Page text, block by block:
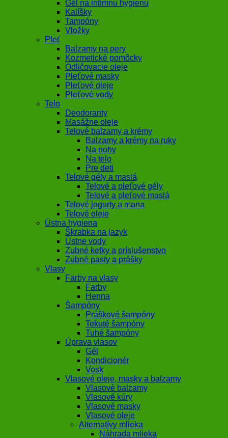
Gél na intímnu hygienu
Kalíšky
Tampóny
Vložky
Pleť
Balzamy na pery
Kozmetické pomôcky
Odličovacie oleje
Pleťové masky
Pleťové oleje
Pleťové vody
Telo
Deodoranty
Masážne oleje
Telové balzamy a krémy
Balzamy a krémy na ruky
Na nohy
Na telo
Pre deti
Telové gély a maslá
Telové a pleťové gély
Telové a pleťové maslá
Telové jogurty a mana
Telové oleje
Ústna hygiena
Škrabka na jazyk
Ústne vody
Zubné kefky a príslušenstvo
Zubné pasty a prášky
Vlasy
Farby na vlasy
Farby
Henna
Šampóny
Práškové šampóny
Tekuté šampóny
Tuhé šampóny
Úprava vlasov
Gél
Kondicionér
Vosk
Vlasové oleje, masky a balzamy
Vlasové balzamy
Vlasové kúry
Vlasové masky
Vlasové oleje
Alternatívy mlieka
Náhrada mlieka